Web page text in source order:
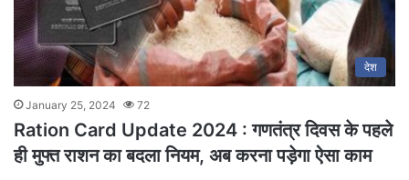
देश
January 25, 2024 72
Ration Card Update 2024 : गणतंत्र दिवस के पहले
ही मुफ्त राशन का बदला नियम, अब करना पड़ेगा ऐसा काम